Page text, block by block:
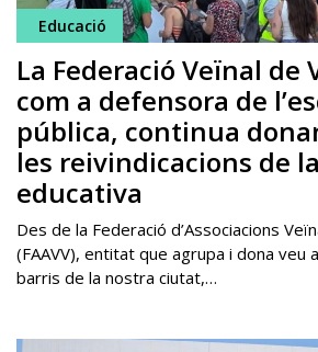
Educació
La Federació Veïnal de
com a defensora de
pública, continua
les reivindicacions de
educativa
Des de la Federació d’Associacions
(FAAVV), entitat que agrupa i dona veu
barris de la nostra ciutat,…